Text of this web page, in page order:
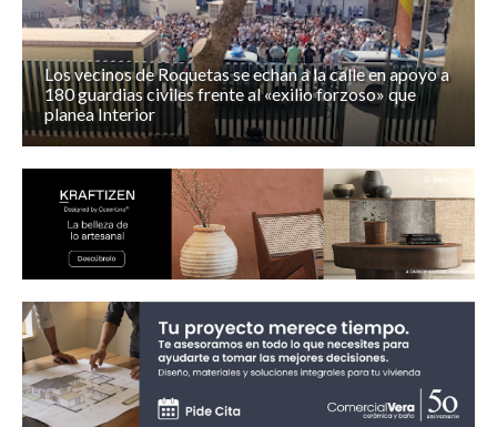
Los vecinos de Roquetas se echan a la calle en apoyo a
180 guardias civiles frente al «exilio forzoso» que
planea Interior